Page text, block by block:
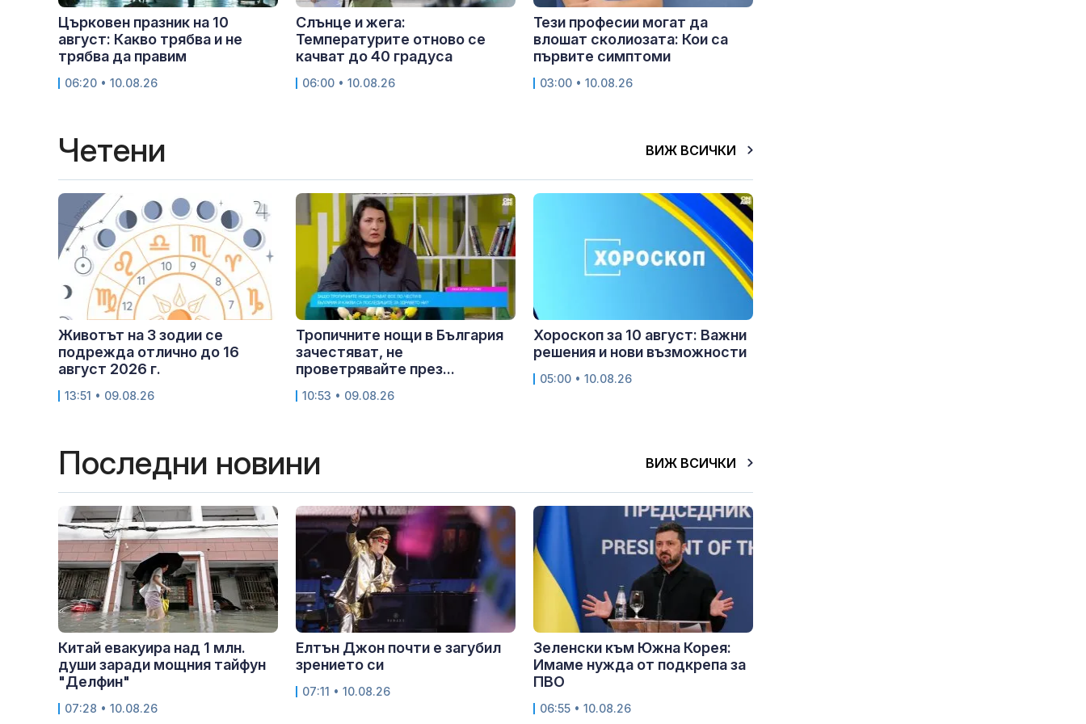
Църковен празник на 10
август: Какво трябва и не
трябва да правим
06:20 • 10.08.26
Слънце и жега:
Температурите отново се
качват до 40 градуса
06:00 • 10.08.26
Тези професии могат да
влошат сколиозата: Кои са
първите симптоми
03:00 • 10.08.26
Четени ВИЖ ВСИЧКИ
Животът на 3 зодии се
подрежда отлично до 16
август 2026 г.
13:51 • 09.08.26
Тропичните нощи в България
зачестяват, не
проветрявайте през...
10:53 • 09.08.26
Хороскоп за 10 август: Важни
решения и нови възможности
05:00 • 10.08.26
Последни новини ВИЖ ВСИЧКИ
Китай евакуира над 1 млн.
души заради мощния тайфун
"Делфин"
07:28 • 10.08.26
Елтън Джон почти е загубил
зрението си
07:11 • 10.08.26
Зеленски към Южна Корея:
Имаме нужда от подкрепа за
ПВО
06:55 • 10.08.26